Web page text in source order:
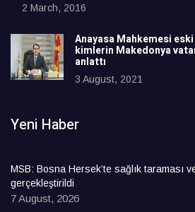
2 March, 2016
Anayasa Mahkemesi
kimlerin Makedonya
anlattı
3 August, 2021
Yeni Haber
MSB: Bosna Hersek’te sağlık taraması
gerçekleştirildi
7 August, 2026